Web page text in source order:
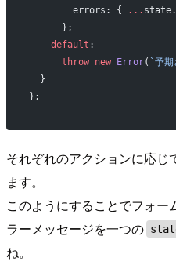
        errors: {
...
      };
    default
:
      throw
new Error( `予期
  }
};
それぞれのアクションに応じ
ます。
このようにすることでフォ
ラーメッセージを一つの
ね。